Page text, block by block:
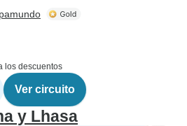
los descuentos
Ver circuito
y Lhasa